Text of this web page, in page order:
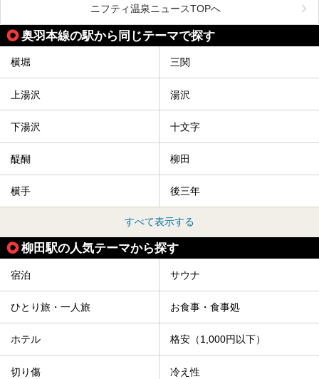
毎年8月3日から6日に行われる「秋田竿燈まつり」は、たく
さんの提灯をぶらさげた大きな竿燈を「ドッコイショ」の掛
け声にあわせて秋田駅周辺を練り歩きます。
竿燈の数は230本、１万個の提灯がまるで天の川のように連
なり、秋田の夜を照らします。
竿燈まつりを見た後は、秋田の温泉で骨休め。秋田美人を生
ニフティ温泉ニュースTOPへ
奥羽本線の駅から同じテーマで探す
横堀 三関
上湯沢 湯沢
下湯沢 十文字
醍醐 柳田
横手 後三年
すべて表示する
柳田駅の人気テーマから探す
宿泊 サウナ
ひとり旅・一人旅 お食事・食事処
ホテル 格安（1,000円以下）
切り傷 冷え性